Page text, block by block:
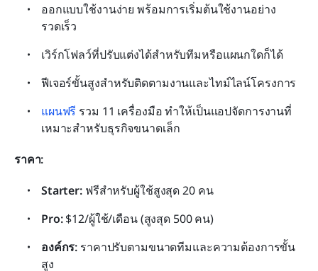
ออกแบบใช้งานง่าย พร้อมการเริ่มต้นใช้งานอย่าง
รวดเร็ว
เวิร์กโฟลว์ที่ปรับแต่งได้สำหรับทีมหรือแผนกใดก็ได้
ฟีเจอร์ขั้นสูงสำหรับติดตามงานและไทม์ไลน์โครงการ
แผนฟรี รวม 11 เครื่องมือ ทำให้เป็นแอปจัดการงานที่
เหมาะสำหรับธุรกิจขนาดเล็ก
ราคา:
Starter: ฟรีสำหรับผู้ใช้สูงสุด 20 คน
Pro: $12/ผู้ใช้/เดือน (สูงสุด 500 คน)
องค์กร: ราคาปรับตามขนาดทีมและความต้องการขั้น
สูง